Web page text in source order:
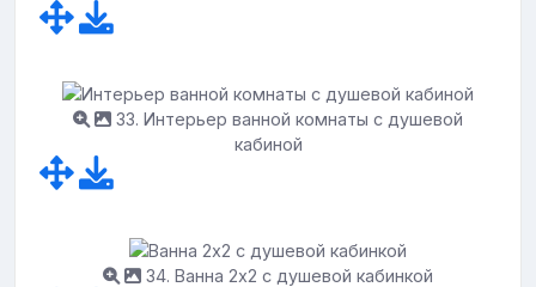
33. Интерьер ванной комнаты с душевой
кабиной
34. Ванна 2x2 с душевой кабинкой